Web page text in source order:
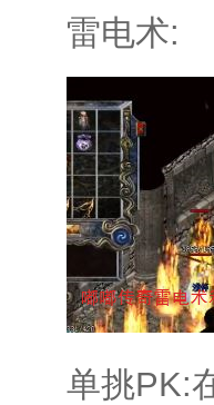
雷电术:
单挑PK: